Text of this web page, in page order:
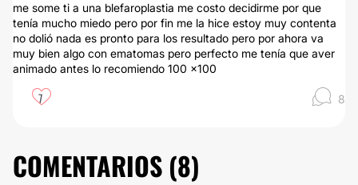
me some ti a una blefaroplastia me costo decidirme por que
tenía mucho miedo pero por fin me la hice estoy muy contenta
no dolió nada es pronto para los resultado pero por ahora va
muy bien algo con ematomas pero perfecto me tenía que aver
animado antes lo recomiendo 100 x100
7 8
COMENTARIOS (8)